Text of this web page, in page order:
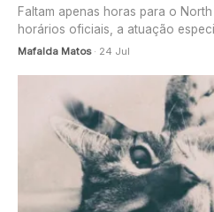
Faltam apenas horas para o
horários oficiais, a atuação
Kéké
Mafalda Matos· 24 Jul